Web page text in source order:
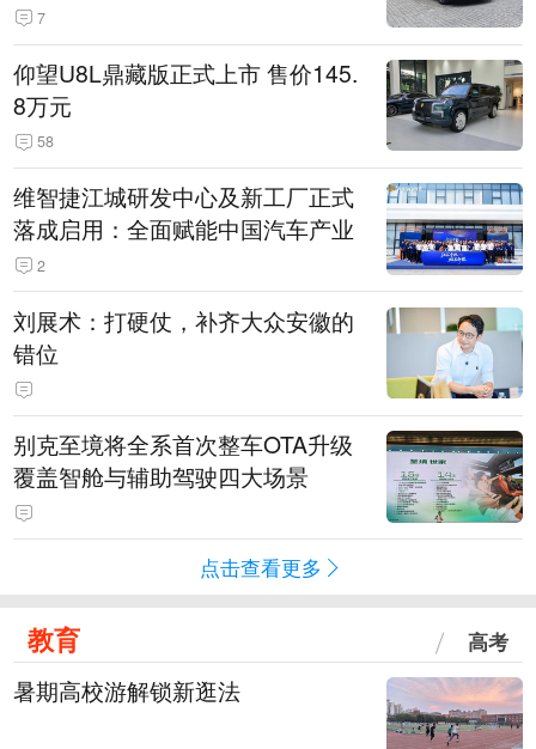
7
仰望U8L鼎藏版正式上市 售价145.
8万元
58
维智捷江城研发中心及新工厂正式
落成启用：全面赋能中国汽车产业
2
刘展术：打硬仗，补齐大众安徽的
错位
别克至境将全系首次整车OTA升级
覆盖智舱与辅助驾驶四大场景
点击查看更多
教育 高考
暑期高校游解锁新逛法